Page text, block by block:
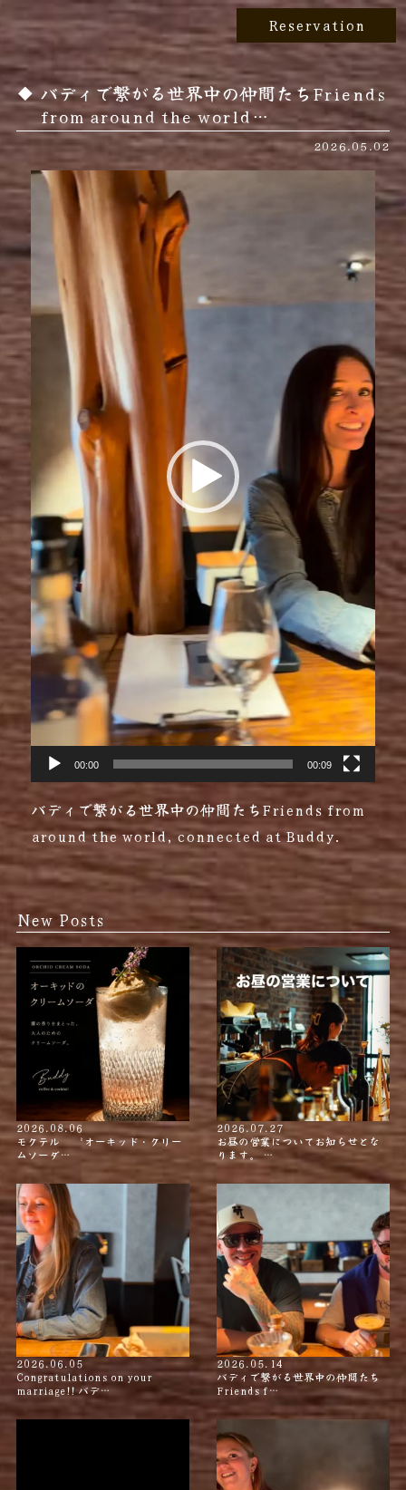
Reservation
バディで繋がる世界中の仲間たちFriends
from around the world…
2026.05.02
動
プ
レ
ー
ヤ
ー
00:00 00:09
バディで繋がる世界中の仲間たちFriends from
around the world, connected at Buddy.
New Posts
2026.08.06
モクテル 〝オーキッド・クリー
ムソーダ…
2026.07.27
お昼の営業についてお知らせとな
ります。 …
2026.06.05
Congratulations on your
marriage!! バデ…
2026.05.14
バディで繋がる世界中の仲間たち
Friends f…